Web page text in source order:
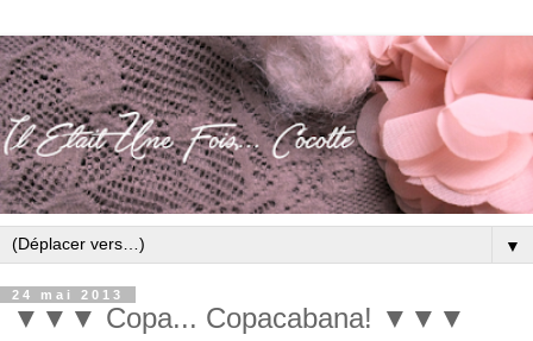
▼
24 mai 2013
▼▼▼ Copa... Copacabana! ▼▼▼